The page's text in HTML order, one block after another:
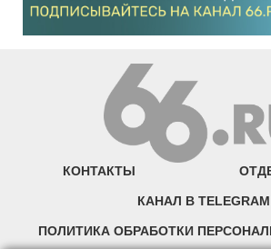
КОНТАКТЫ
КАНАЛ В TELEGRAM
ПОЛИТИКА ОБРАБОТКИ